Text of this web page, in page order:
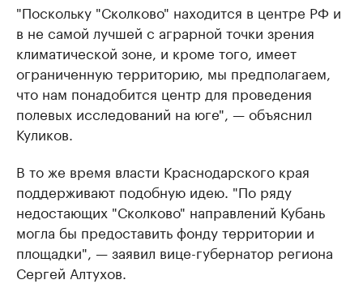
"Поскольку "Сколково" находится в центре РФ и
в не самой лучшей с аграрной точки зрения
климатической зоне, и кроме того, имеет
ограниченную территорию, мы предполагаем,
что нам понадобится центр для проведения
полевых исследований на юге", — объяснил
Куликов.
В то же время власти Краснодарского края
поддерживают подобную идею. "По ряду
недостающих "Сколково" направлений Кубань
могла бы предоставить фонду территории и
площадки", — заявил вице-губернатор региона
Сергей Алтухов.